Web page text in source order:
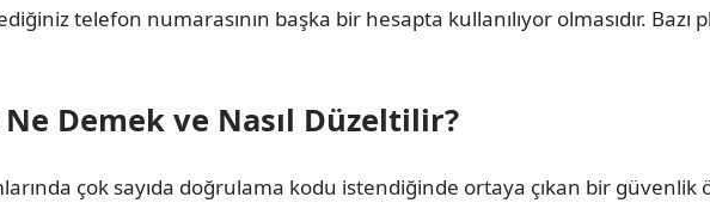
telefon numarasının başka bir hesapta kullanılıyor olmasıdır.
Demek ve Nasıl Düzeltilir?
çok sayıda doğrulama kodu istendiğinde ortaya çıkan bir güvenlik